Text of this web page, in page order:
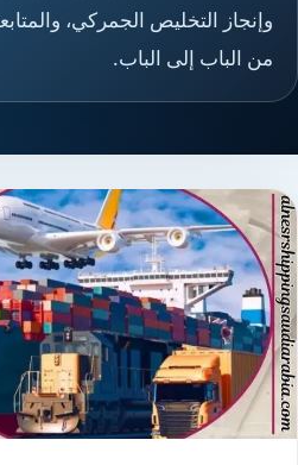
وإنجاز التخليص الجمركي،
من الباب إلى الباب.